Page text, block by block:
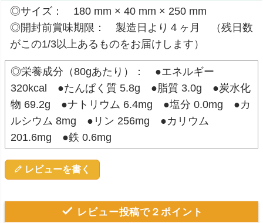
◎サイズ： 180 mm × 40 mm × 250 mm
◎開封前賞味期限： 製造日より４ヶ月 （残日数
がこの1/3以上あるものをお届けします）
◎栄養成分（80gあたり）： ●エネルギー
320kcal ●たんぱく質 5.8g ●脂質 3.0g ●炭水化
物 69.2g ●ナトリウム 6.4mg ●塩分 0.0mg ●カ
ルシウム 8mg ●リン 256mg ●カリウム
201.6mg ●鉄 0.6mg
レビューを書く
レビュー投稿で２ポイント